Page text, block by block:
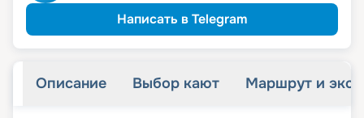
Написать в Telegram
Описание Выбор кают Маршрут и